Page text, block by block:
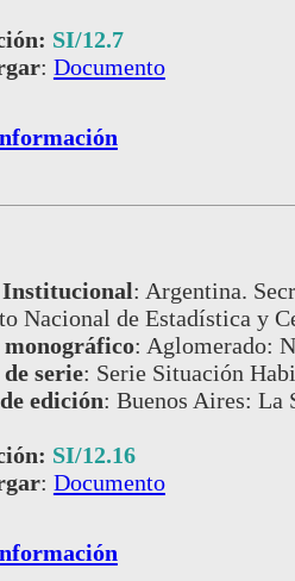
SI/12.7
: Documento
: Argentina.
Nacional de Estadística y
: Aglomerado:
serie: Serie Situación
edición: Buenos Aires: La
SI/12.16
: Documento